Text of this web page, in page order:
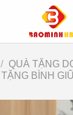
/ QUÀ TẶNG
TẶNG BÌNH